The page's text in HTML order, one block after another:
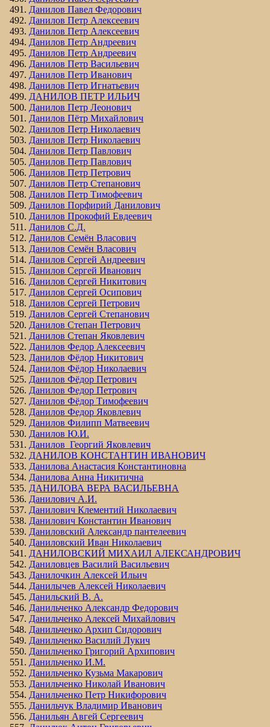
Данилов Павел Федорович
Данилов Петр Алексеевич
Данилов Петр Алексеевич
Данилов Петр Андреевич
Данилов Петр Андреевич
Данилов Петр Васильевич
Данилов Петр Иванович
Данилов Петр Игнатьевич
ДАНИЛОВ ПЕТР ИЛЬИЧ
Данилов Петр Леонович
Данилов Пётр Михайлович
Данилов Петр Николаевич
Данилов Петр Николаевич
Данилов Петр Павлович
Данилов Петр Павлович
Данилов Петр Петрович
Данилов Петр Степанович
Данилов Петр Тимофеевич
Данилов Порфирий Данилович
Данилов Прокофий Евдеевич
Данилов С.Д.
Данилов Семён Власович
Данилов Семён Власович
Данилов Сергей Андреевич
Данилов Сергей Иванович
Данилов Сергей Никитович
Данилов Сергей Осипович
Данилов Сергей Петрович
Данилов Сергей Степанович
Данилов Степан Петрович
Данилов Степан Яковлевич
Данилов Федор Алексеевич
Данилов Фёдор Никитович
Данилов Фёдор Николаевич
Данилов Фёдор Петрович
Данилов Федор Петрович
Данилов Фёдор Тимофеевич
Данилов Федор Яковлевич
Данилов Филипп Матвеевич
Данилов Ю.И.
Данилов Георгий Яковлевич
ДАНИЛОВ КОНСТАНТИН ИВАНОВИЧ
Данилова Анастасия Константиновна
Данилова Анна Никитична
ДАНИЛОВА ВЕРА ВАСИЛЬЕВНА
Данилович А.И.
Данилович Клементий Николаевич
Данилович Константин Иванович
Даниловский Александр пантелеевич
Даниловский Иван Николаевич
ДАНИЛОВСКИЙ МИХАИЛ АЛЕКСАНДРОВИЧ
Даниловцев Василий Васильевич
Данилочкин Алексей Ильич
Данилычев Алексей Николаевич
Данильский В. А.
Данильченко Александр Федорович
Данильченко Алексей Михайлович
Данильченко Архип Сидорович
Данильченко Василий Лукич
Данильченко Григорий Архипович
Данильченко И.М.
Данильченко Кузьма Макарович
Данильченко Николай Иванович
Данильченко Петр Никифорович
Данильчук Владимир Иванович
Данильян Авгей Сергеевич